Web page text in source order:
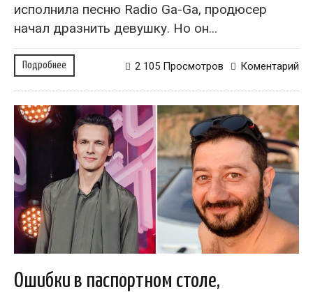
исполнила песню Radio Ga-Ga, продюсер
начал дразнить девушку. Но он...
Подробнее Коментарий
2 105 Просмотров
Ошибки в паспортном столе,